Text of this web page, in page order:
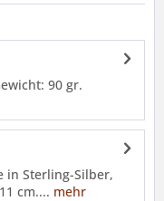
90 gr.
in Sterling-Silber,
cm.... mehr